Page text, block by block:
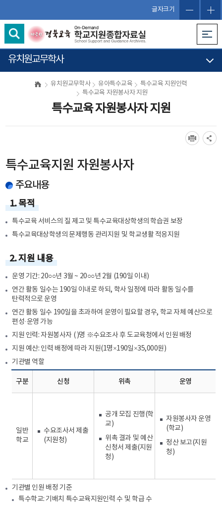
글자크기
유치원교무학사
유치원교무학사 유아특수교육
특수교육 지원인력
특수교육 자원봉사자 지원
특수교육 자원봉사자 지원
특수교육지원 자원봉사자
주요내용
1. 목적
특수교육 서비스의 질 제고 및 특수교육대상학생의 학습권 보장
특수교육대상학생의 문제행동 관리지원 및 학교생활 적응지원
2. 지원 내용
운영 기간: 20○○년 3월 ~ 20○○년 2월 (190일 이내)
연간 활동 일수는 190일 이내로 하되, 학사 일정에 따라 활동 일수를
탄력적으로 운영
연간 활동 일수 190일을 초과하여 운영이 필요할 경우, 학교 자체 예산으로
편성·운영 가능
지원 인력: 자원봉사자 ( )명 ※수요조사 후 도교육청에서 인원 배정
지원 예산: 인력 배정에 따라 지원(1명×190일×35,000원)
기관별 역할
구분 신청 위촉 운영
일반
학교
수요조사서 제출
(지원청)
공개 모집 진행(학
교)
위촉 결과 및 예산
신청서 제출(지원
청)
자원봉사자 운영
(학교)
정산 보고(지원
청)
기관별 인원 배정 기준
특수학교: 기배치 특수교육지원인력 수 및 학급 수